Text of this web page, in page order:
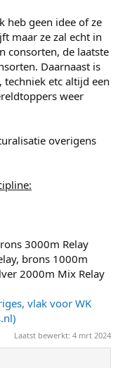
heb geen idee of ze
maar ze zal echt in
consorten, de laatste
Daarnaast is
etc altijd een
weer
overigens
3000m Relay
brons 1000m
2000m Mix Relay
vlak voor WK
Laatst bewerkt: 4 mrt 2024